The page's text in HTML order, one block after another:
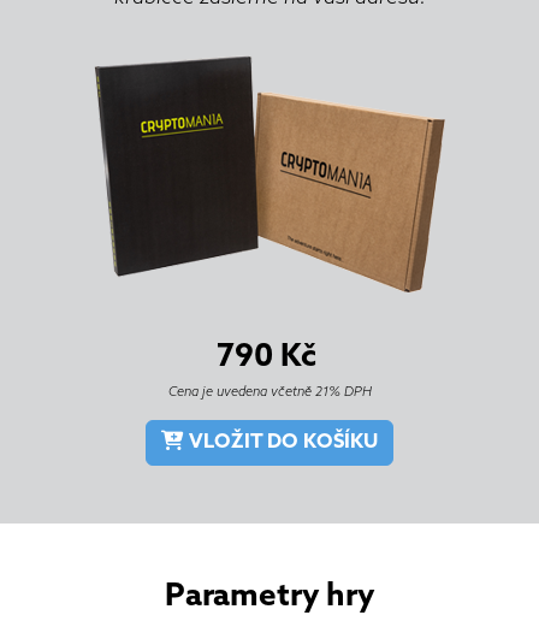
790 Kč
Cena je uvedena včetně 21% DPH
VLOŽIT DO KOŠÍKU
Parametry hry